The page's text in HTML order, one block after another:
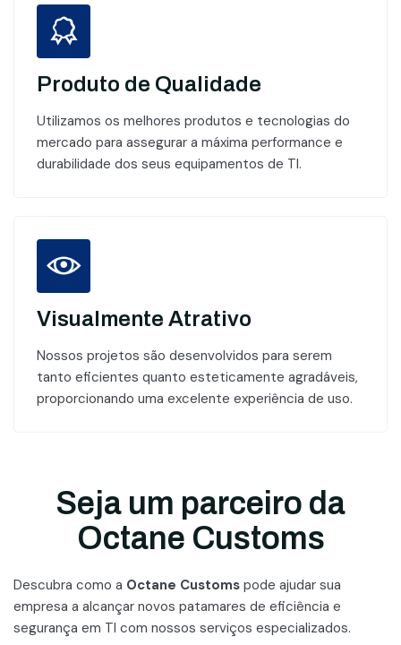
Produto de Qualidade
Utilizamos os melhores produtos e tecnologias do
mercado para assegurar a máxima performance e
durabilidade dos seus equipamentos de TI.
Visualmente Atrativo
Nossos projetos são desenvolvidos para serem
tanto eficientes quanto esteticamente agradáveis,
proporcionando uma excelente experiência de uso.
Seja um parceiro da
Octane Customs
Descubra como a Octane Customs pode ajudar sua
empresa a alcançar novos patamares de eficiência e
segurança em TI com nossos serviços especializados.